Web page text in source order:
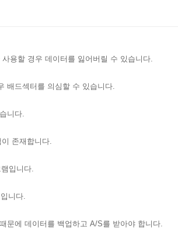
용할 경우 데이터를 잃어버릴 수 있습니다.
배드섹터를 의심할 수 있습니다.
니다.
존재합니다.
입니다.
니다.
문에 데이터를 백업하고 A/S를 받아야 합니다.